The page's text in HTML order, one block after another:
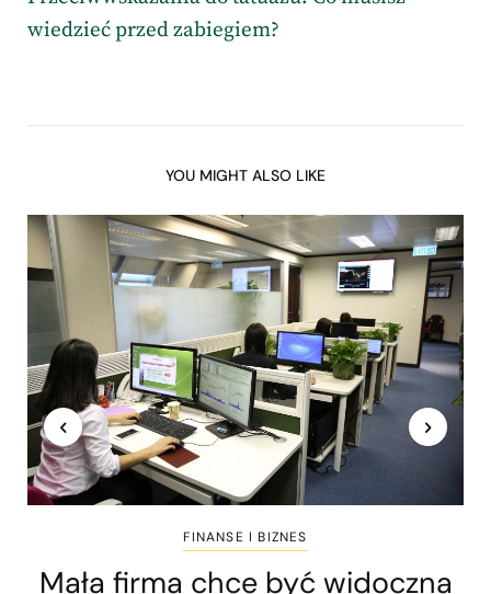
wiedzieć przed zabiegiem?
YOU MIGHT ALSO LIKE
FINANSE I BIZNES
Mała firma chce być widoczna